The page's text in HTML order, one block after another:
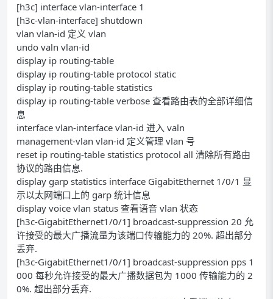
[h3c] interface vlan-interface 1
[h3c-vlan-interface] shutdown
vlan vlan-id 定义 vlan
undo valn vlan-id
display ip routing-table
display ip routing-table protocol static
display ip routing-table statistics
display ip routing-table verbose 查看路由表的全部详细信
息
interface vlan-interface vlan-id 进入 valn
management-vlan vlan-id 定义管理 vlan 号
reset ip routing-table statistics protocol all 清除所有路由
协议的路由信息.
display garp statistics interface GigabitEthernet 1/0/1 显
示以太网端口上的 garp 统计信息
display voice vlan status 查看语音 vlan 状态
[h3c-GigabitEthernet1/0/1] broadcast-suppression 20 允
许接受的最大广播流量为该端口传输能力的 20%. 超出部分
丢弃.
[h3c-GigabitEthernet1/0/1] broadcast-suppression pps 1
000 每秒允许接受的最大广播数据包为 1000 传输能力的 2
0%. 超出部分丢弃.